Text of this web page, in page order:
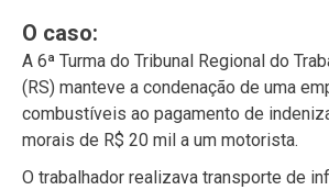
O caso:
A 6ª Turma do Tribunal Regional do
(RS) manteve a condenação de uma
combustíveis ao pagamento de
morais de R$ 20 mil a um motorista.
O trabalhador realizava transporte de